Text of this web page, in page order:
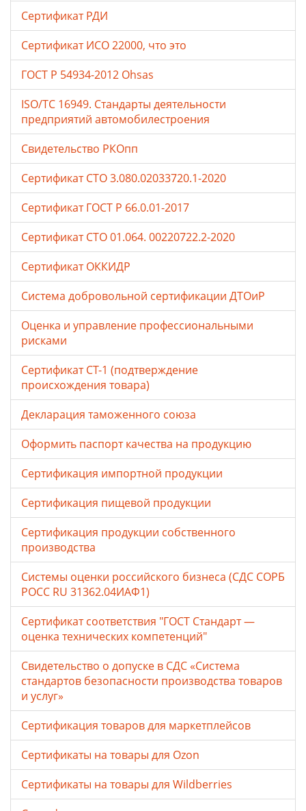
Сертификат РДИ
Сертификат ИСО 22000, что это
ГОСТ Р 54934-2012 Ohsas
ISO/TC 16949. Стандарты деятельности
предприятий автомобилестроения
Свидетельство РКОпп
Сертификат СТО 3.080.02033720.1-2020
Сертификат ГОСТ Р 66.0.01-2017
Сертификат СТО 01.064. 00220722.2-2020
Сертификат ОККИДР
Система добровольной сертификации ДТОиР
Оценка и управление профессиональными
рисками
Сертификат СТ-1 (подтверждение
происхождения товара)
Декларация таможенного союза
Оформить паспорт качества на продукцию
Сертификация импортной продукции
Сертификация пищевой продукции
Сертификация продукции собственного
производства
Системы оценки российского бизнеса (СДС СОРБ
РОСС RU 31362.04ИАФ1)
Сертификат соответствия "ГОСТ Стандарт —
оценка технических компетенций"
Свидетельство о допуске в СДС «Система
стандартов безопасности производства товаров
и услуг»
Сертификация товаров для маркетплейсов
Cертификаты на товары для Ozon
Cертификаты на товары для Wildberries